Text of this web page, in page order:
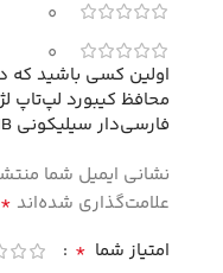
0
0
اولین کسی باشید
فارسی‌دار سیلیکونی Crystal Guard MB”
نشانی ایمیل شما
علامت‌گذاری شده‌اند *
امتیاز شما *